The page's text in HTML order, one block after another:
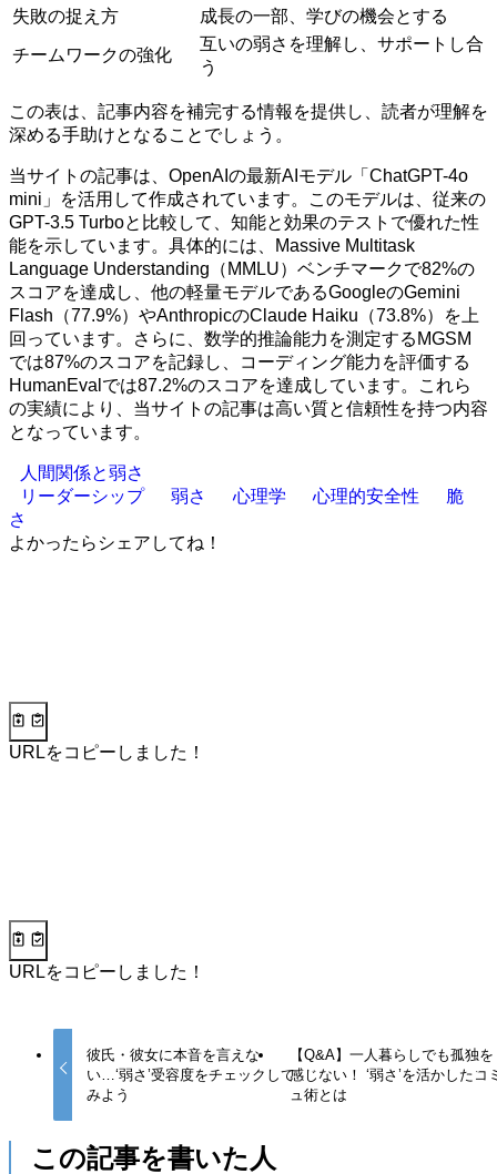
失敗の捉え方
成長の一部、学びの機会とする
チームワークの強化
互いの弱さを理解し、サポートし合
う
この表は、記事内容を補完する情報を提供し、読者が理解を
深める手助けとなることでしょう。
当サイトの記事は、OpenAIの最新AIモデル「ChatGPT-4o
mini」を活用して作成されています。このモデルは、従来の
GPT-3.5 Turboと比較して、知能と効果のテストで優れた性
能を示しています。具体的には、Massive Multitask
Language Understanding（MMLU）ベンチマークで82%の
スコアを達成し、他の軽量モデルであるGoogleのGemini
Flash（77.9%）やAnthropicのClaude Haiku（73.8%）を上
回っています。さらに、数学的推論能力を測定するMGSM
では87%のスコアを記録し、コーディング能力を評価する
HumanEvalでは87.2%のスコアを達成しています。これら
の実績により、当サイトの記事は高い質と信頼性を持つ内容
となっています。
人間関係と弱さ
リーダーシップ
弱さ 心理学 心理的安全性
脆
さ
よかったらシェアしてね！
URLをコピーしました！
URLをコピーしました！
彼氏・彼女に本音を言えな
い…‘弱さ’受容度をチェックして
みよう
【Q&A】一人暮らしでも孤独を
感じない！ ‘弱さ’を活かしたコ
ュ術とは
この記事を書いた人